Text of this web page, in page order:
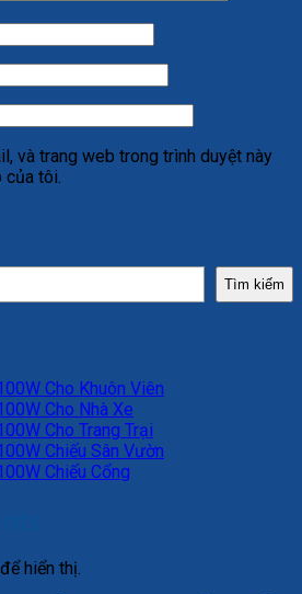
và trang web trong trình duyệt này
của tôi.
Tìm kiếm
Cho Khuôn Viên
Cho Nhà Xe
Cho Trang Trại
Chiếu Sân Vườn
Chiếu Cổng
hiển thị.